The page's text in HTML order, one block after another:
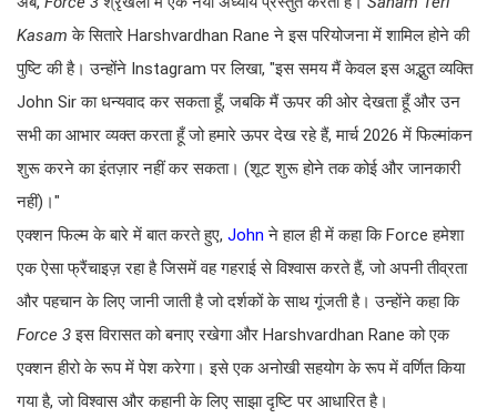
Kasam के सितारे Harshvardhan Rane ने इस परियोजना में शामिल होने की
पुष्टि की है। उन्होंने Instagram पर लिखा, "इस समय मैं केवल इस अद्भुत व्यक्ति
John Sir का धन्यवाद कर सकता हूँ, जबकि मैं ऊपर की ओर देखता हूँ और उन
सभी का आभार व्यक्त करता हूँ जो हमारे ऊपर देख रहे हैं, मार्च 2026 में फिल्मांकन
शुरू करने का इंतज़ार नहीं कर सकता। (शूट शुरू होने तक कोई और जानकारी
नहीं)।"
एक्शन फिल्म के बारे में बात करते हुए, John ने हाल ही में कहा कि Force हमेशा
एक ऐसा फ्रैंचाइज़ रहा है जिसमें वह गहराई से विश्वास करते हैं, जो अपनी तीव्रता
और पहचान के लिए जानी जाती है जो दर्शकों के साथ गूंजती है। उन्होंने कहा कि
Force 3इस विरासत को बनाए रखेगा और Harshvardhan Rane को एक
एक्शन हीरो के रूप में पेश करेगा। इसे एक अनोखी सहयोग के रूप में वर्णित किया
गया है, जो विश्वास और कहानी के लिए साझा दृष्टि पर आधारित है।